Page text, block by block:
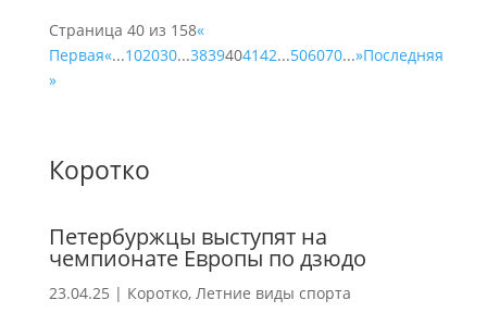
Страница 40 из 158«
Первая«...102030...3839404142...506070...»Последняя
»
Коротко
Петербуржцы выступят на
чемпионате Европы по дзюдо
23.04.25 | Коротко, Летние виды спорта